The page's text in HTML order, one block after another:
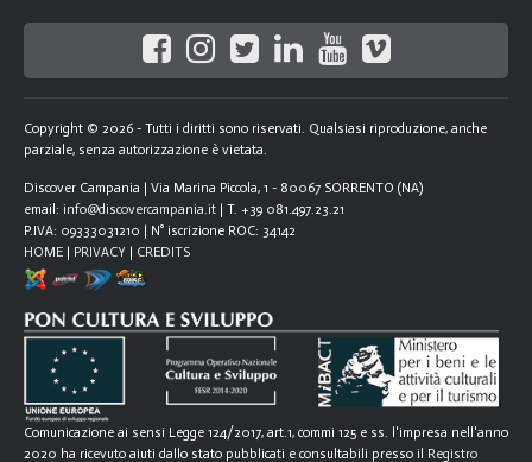
Copyright © 2026 - Tutti i diritti sono riservati. Qualsiasi riproduzione, anche
parziale, senza autorizzazione è vietata.
Discover Campania | Via Marina Piccola, 1 - 80067 SORRENTO (NA)
email: info@discovercampania.it| T. +39 081.497.23.21
P.IVA: 09333031210 | N° iscrizione ROC: 34142
HOME| PRIVACY | CREDITS
Comunicazione ai sensi Legge 124/2017, art.1, commi 125 e ss. l'impresa nell'anno
2020 ha ricevuto aiuti dallo stato pubblicati e consultabili presso il Registro